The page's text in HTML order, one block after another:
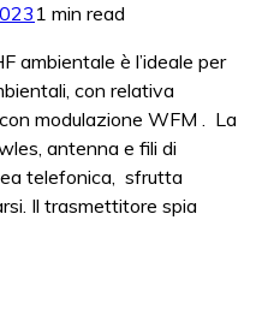
1 min read
ambientale è l’ideale per
con relativa
modulazione WFM . La
antenna e fili di
telefonica, sfrutta
Il trasmettitore spia